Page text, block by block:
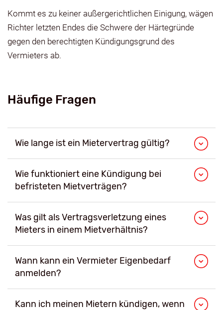
Kommt es zu keiner außergerichtlichen Einigung, wägen
Richter letzten Endes die Schwere der Härtegründe
gegen den berechtigten Kündigungsgrund des
Vermieters ab.
Häufige Fragen
Wie lange ist ein Mietervertrag gültig?
Wie funktioniert eine Kündigung bei
befristeten Mietverträgen?
Was gilt als Vertragsverletzung eines
Mieters in einem Mietverhältnis?
Wann kann ein Vermieter Eigenbedarf
anmelden?
Kann ich meinen Mietern kündigen, wenn